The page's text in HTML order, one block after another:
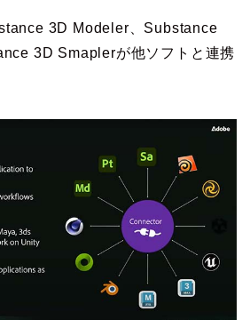
3D Modeler、Substance
3D Smaplerが他ソフトと連携